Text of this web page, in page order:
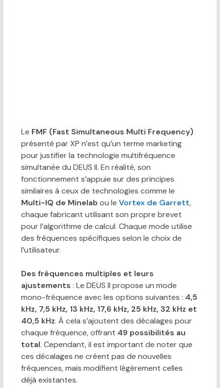
Le FMF (Fast Simultaneous Multi Frequency)
présenté par XP n’est qu’un terme marketing
pour justifier la technologie multifréquence
simultanée du DEUS II. En réalité, son
fonctionnement s’appuie sur des principes
similaires à ceux de technologies comme le
Multi-IQ de Minelab ou le Vortex de Garrett,
chaque fabricant utilisant son propre brevet
pour l’algorithme de calcul. Chaque mode utilise
des fréquences spécifiques selon le choix de
l’utilisateur.
Des fréquences multiples et leurs
ajustements : Le DEUS II propose un mode
mono-fréquence avec les options suivantes : 4,5
kHz, 7,5 kHz, 13 kHz, 17,6 kHz, 25 kHz, 32 kHz et
40,5 kHz. À cela s’ajoutent des décalages pour
chaque fréquence, offrant 49 possibilités au
total. Cependant, il est important de noter que
ces décalages ne créent pas de nouvelles
fréquences, mais modifient légèrement celles
déjà existantes.